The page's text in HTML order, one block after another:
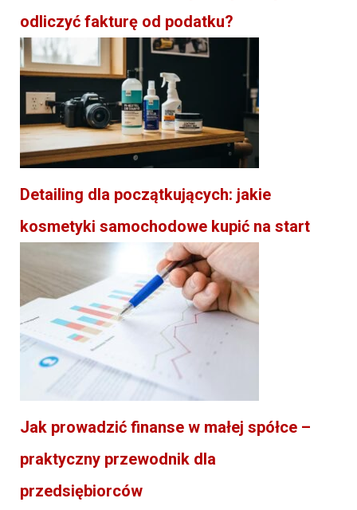
odliczyć fakturę od podatku?
Detailing dla początkujących: jakie
kosmetyki samochodowe kupić na start
Jak prowadzić finanse w małej spółce –
praktyczny przewodnik dla
przedsiębiorców